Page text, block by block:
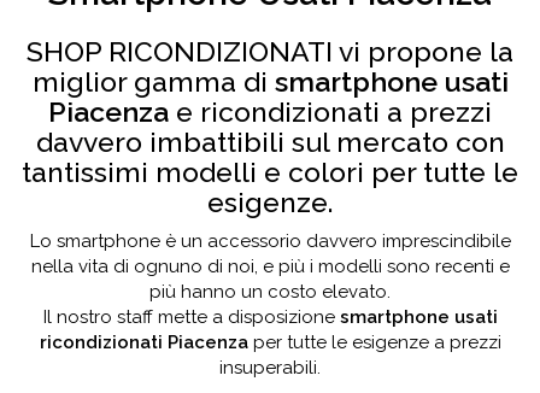
SHOP RICONDIZIONATI vi propone la
miglior gamma di smartphone usati
Piacenza e ricondizionati a prezzi
davvero imbattibili sul mercato con
tantissimi modelli e colori per tutte le
esigenze.
Lo smartphone è un accessorio davvero imprescindibile
nella vita di ognuno di noi, e più i modelli sono recenti e
più hanno un costo elevato.
Il nostro staff mette a disposizione smartphone usati
ricondizionati Piacenzaper tutte le esigenze a prezzi
insuperabili.